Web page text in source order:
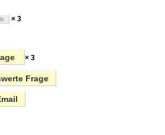
× 3
× 3
Frage